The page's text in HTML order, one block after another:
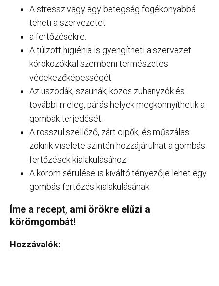
A stressz vagy egy betegség fogékonyabbá
teheti a szervezetet
a fertőzésekre.
A túlzott higiénia is gyengítheti a szervezet
kórokozókkal szembeni természetes
védekezőképességét.
Az uszodák, szaunák, közös zuhanyzók és
további meleg, párás helyek megkönnyíthetik a
gombák terjedését.
A rosszul szellőző, zárt cipők, és műszálas
zoknik viselete szintén hozzájárulhat a gombás
fertőzések kialakulásához.
A köröm sérülése is kiváltó tényezője lehet egy
gombás fertőzés kialakulásának.
Íme a recept, ami örökre elűzi a
körömgombát!
Hozzávalók: